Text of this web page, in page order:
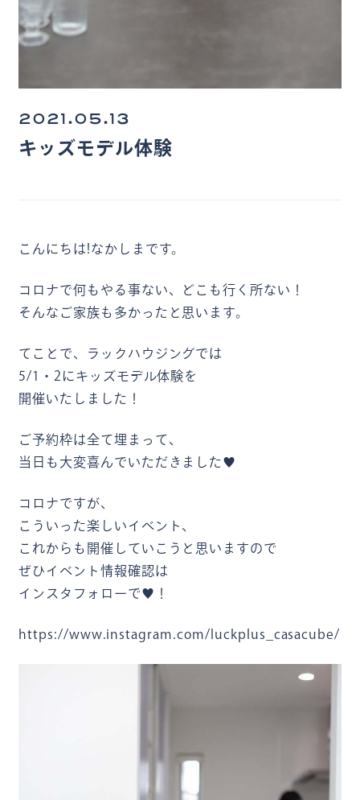
キッズモデル体験
2021.05.13
こんにちは!なかしまです。
コロナで何もやる事ない、どこも行く所ない！
そんなご家族も多かったと思います。
てことで、ラックハウジングでは
5/1・2にキッズモデル体験を
開催いたしました！
ご予約枠は全て埋まって、
当日も大変喜んでいただきました♥️
コロナですが、
こういった楽しいイベント、
これからも開催していこうと思いますので
ぜひイベント情報確認は
インスタフォローで♥️！
https://www.instagram.com/luckplus_casacube/